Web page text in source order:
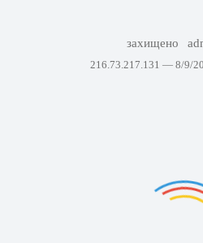
захищено
216.73.217.131 — 8/9/